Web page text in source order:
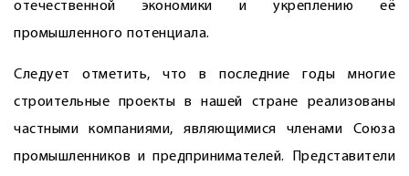
отечественной экономики и укреплению её
промышленного потенциала.
Следует отметить, что в последние годы многие
строительные проекты в нашей стране реализованы
частными компаниями, являющимися членами Союза
промышленников и предпринимателей. Представители